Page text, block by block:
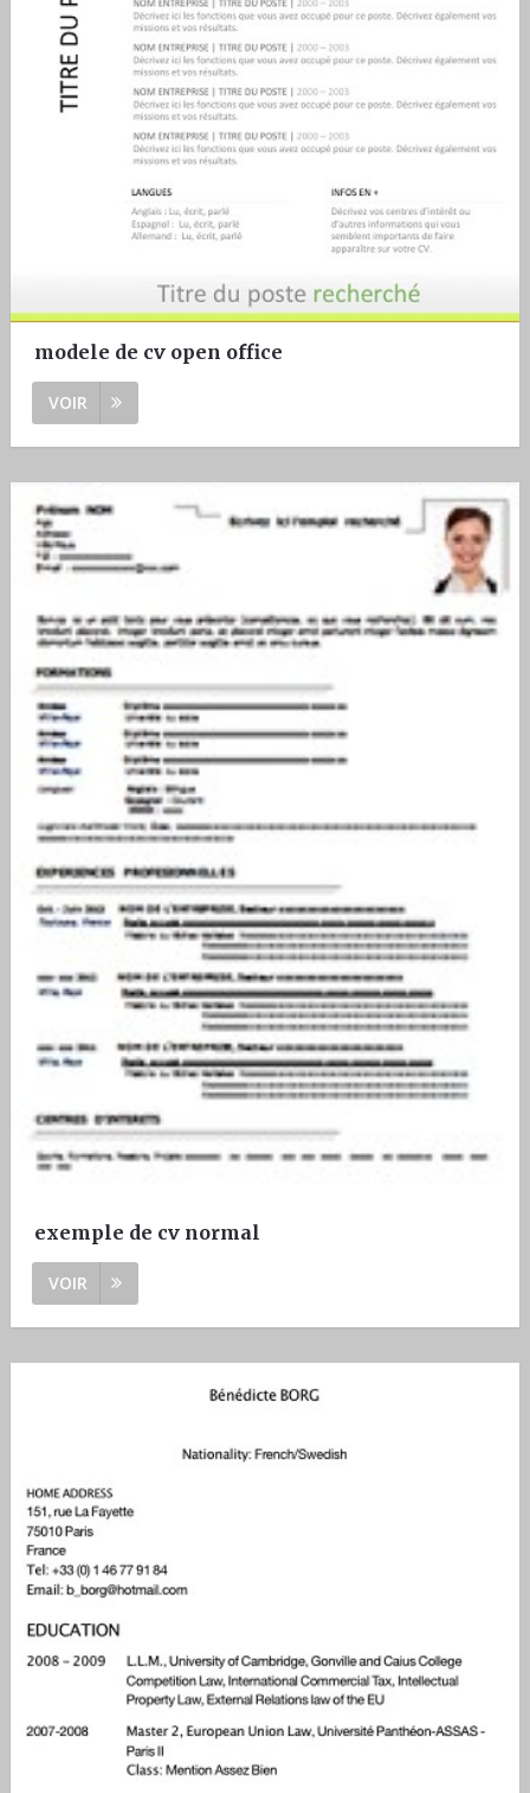
modele de cv open office
VOIR
exemple de cv normal
VOIR